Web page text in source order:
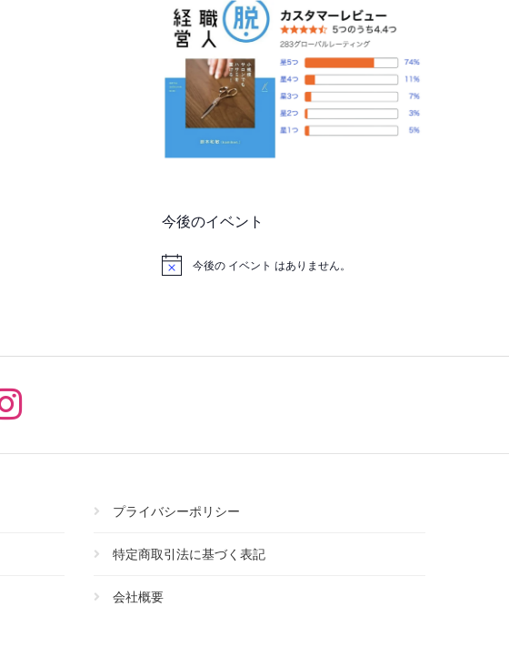
今後のイベント
今後の イベント はありません。
プライバシーポリシー
特定商取引法に基づく表記
会社概要